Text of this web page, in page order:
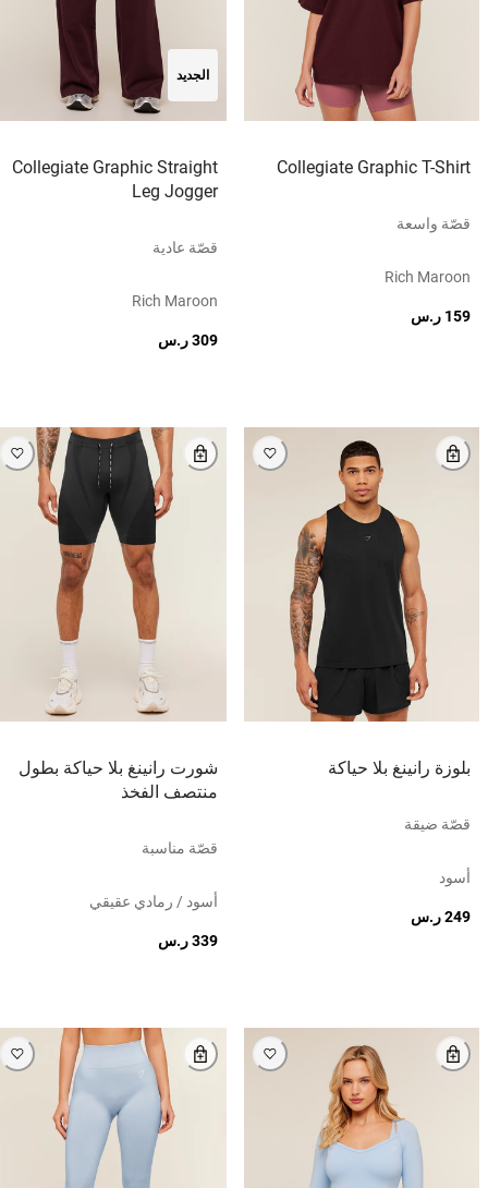
Collegiate Graphic T-Shirt
قصّة واسعة
Rich Maroon
159 ر.س
الجديد
Collegiate Graphic Straight
Leg Jogger
قصّة عادية
Rich Maroon
309 ر.س
بلوزة رانينغ بلا حياكة
قصّة ضيقة
أسود
249 ر.س
شورت رانينغ بلا حياكة بطول
منتصف الفخذ
قصّة مناسبة
أسود / رمادي عقيقي
339 ر.س